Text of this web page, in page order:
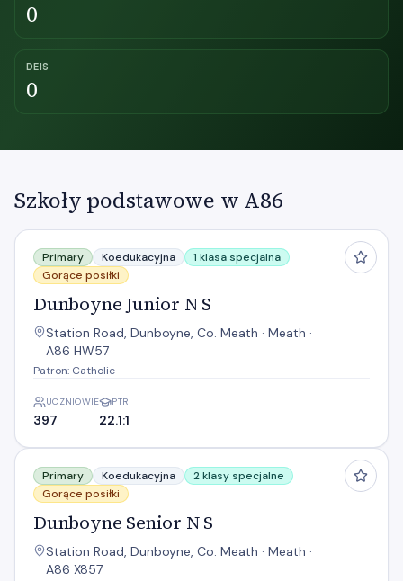
0
DEIS
0
Szkoły podstawowe w A86
Dunboyne Junior N S
Primary Koedukacyjna
1 klasa specjalna
Gorące posiłki
Dunboyne Junior N S
Station Road, Dunboyne, Co. Meath · Meath ·
A86 HW57
Patron: Catholic
UCZNIOWIE
397
PTR
22.1:1
Dunboyne Senior N S
Primary Koedukacyjna
2 klasy specjalne
Gorące posiłki
Dunboyne Senior N S
Station Road, Dunboyne, Co. Meath · Meath ·
A86 X857